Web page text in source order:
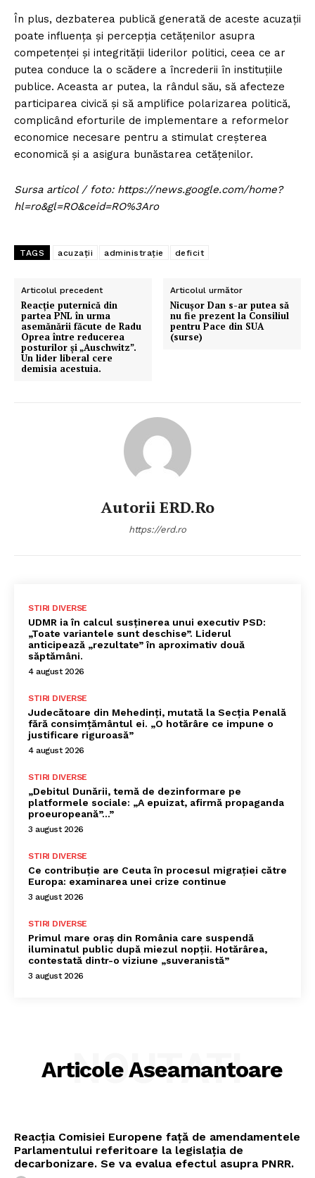
În plus, dezbaterea publică generată de aceste acuzații
poate influența și percepția cetățenilor asupra
competenței și integrității liderilor politici, ceea ce ar
putea conduce la o scădere a încrederii în instituțiile
publice. Aceasta ar putea, la rândul său, să afecteze
participarea civică și să amplifice polarizarea politică,
complicând eforturile de implementare a reformelor
economice necesare pentru a stimulat creșterea
economică și a asigura bunăstarea cetățenilor.
Sursa articol / foto: https://news.google.com/home?
hl=ro&gl=RO&ceid=RO%3Aro
TAGS acuzații administrație deficit
Articolul precedent
Reacție puternică din
partea PNL în urma
asemănării făcute de Radu
Oprea între reducerea
posturilor și „Auschwitz”.
Un lider liberal cere
demisia acestuia.
Articolul următor
Nicușor Dan s-ar putea să
nu fie prezent la Consiliul
pentru Pace din SUA
(surse)
Autorii ERD.ro
https://erd.ro
STIRI DIVERSE
UDMR ia în calcul susținerea unui executiv PSD:
„Toate variantele sunt deschise”. Liderul
anticipează „rezultate” în aproximativ două
săptămâni.
4 august 2026
STIRI DIVERSE
Judecătoare din Mehedinți, mutată la Secția Penală
fără consimțământul ei. „O hotărâre ce impune o
justificare riguroasă”
4 august 2026
STIRI DIVERSE
„Debitul Dunării, temă de dezinformare pe
platformele sociale: „A epuizat, afirmă propaganda
proeuropeană”…”
3 august 2026
STIRI DIVERSE
Ce contribuție are Ceuta în procesul migrației către
Europa: examinarea unei crize continue
3 august 2026
STIRI DIVERSE
Primul mare oraș din România care suspendă
iluminatul public după miezul nopții. Hotărârea,
contestată dintr-o viziune „suveranistă”
3 august 2026
Articole Aseamantoare
NOUTATI
Reacția Comisiei Europene față de amendamentele
Parlamentului referitoare la legislația de
decarbonizare. Se va evalua efectul asupra PNRR.